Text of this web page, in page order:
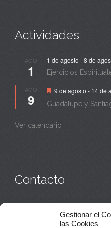
Gestionar el
las Cookies
Actividades
AGO
1
1 de agosto -8 de
Ejercicios
AGO
9
Destacado
9 de agosto - 14 de
Guadalupe y
Ver calendario
Contacto
Casa de acogida:609 423
Parroquia y sacerdotes:949